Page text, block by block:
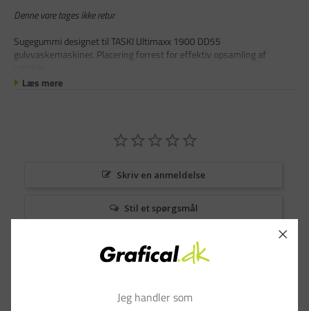
Denne vare tages ikke retur
Sugegummi designet til TASKI Ultimaxx 1900 DD55
gulvvaskemaskiner. Placering forrest for effektiv opsamling af
Læs mere
Skriv en anmeldelse
Stil et spørgsmål
Spørgsmål & Svar
Jeg handler som